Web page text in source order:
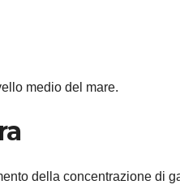
medio del mare.
della concentrazione di